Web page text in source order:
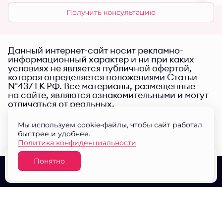
Получить консультацию
Данный интернет-сайт носит рекламно-
информационный характер и ни при каких
условиях не является публичной офертой,
которая определяется положениями Статьи
№437 ГК РФ. Все материалы, размещенные
на сайте, являются ознакомительными и могут
отличаться от реальных.
О проекте Выбор квартир
Мы используем cookie-файлы, чтобы сайт работал
быстрее и удобнее.
Политика конфиденциальности
Понятно